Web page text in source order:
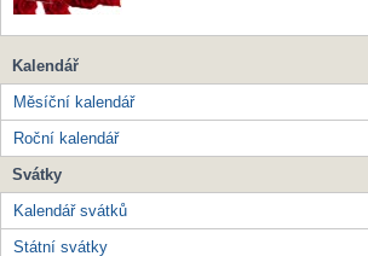
Kalendář
Měsíční kalendář
Roční kalendář
Svátky
Kalendář svátků
Státní svátky